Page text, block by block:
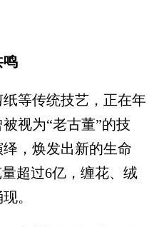
鸣
等传统技艺，正在年
视为“老古董”的技
，焕发出新的生命
超过6亿，缠花、绒
。